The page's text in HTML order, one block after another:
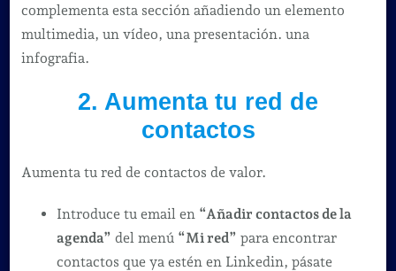
complementa esta sección añadiendo un elemento
multimedia, un vídeo, una presentación. una
infografia.
2. Aumenta tu red de
contactos
Aumenta tu red de contactos de valor.
Introduce tu email en “Añadir contactos de la
agenda” del menú “Mi red” para encontrar
contactos que ya estén en Linkedin, pásate